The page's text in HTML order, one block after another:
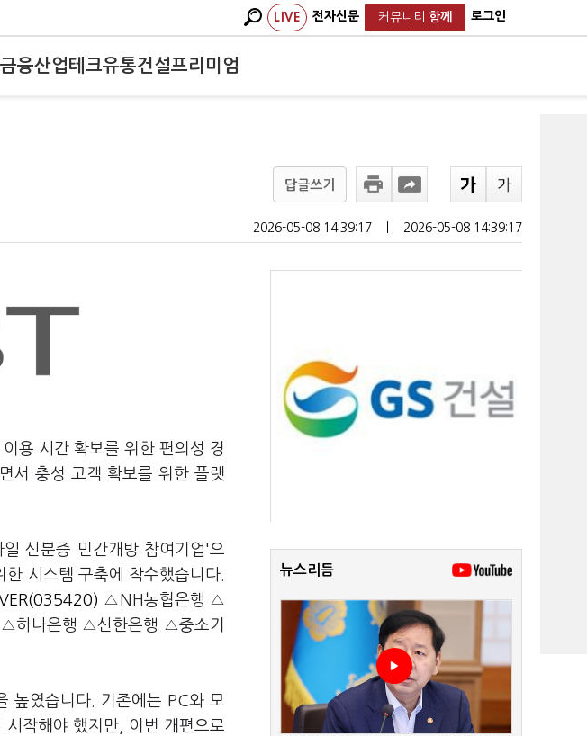
LIVE 전자신문 커뮤니티 함께 로그인
금융산업테크유통건설프리미엄
답글쓰기
2026-05-08 14:39:17 2026-05-08 14:39:17
용 시간 확보를 위한 편의성 경
서 충성 고객 확보를 위한 플랫
신분증 민간개방 참여기업'으
시스템 구축에 착수했습니다.
△NH농협은행 △
△하나은행 △신한은행 △중소기
높였습니다. 기존에는 PC와 모
작해야 했지만, 이번 개편으로
뉴스리듬